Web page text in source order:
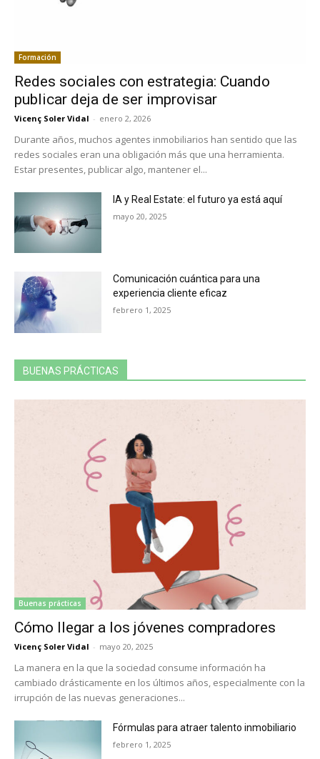
Formación
Redes sociales con estrategia: Cuando
publicar deja de ser improvisar
Vicenç Soler Vidal - enero 2, 2026
Durante años, muchos agentes inmobiliarios han sentido que las
redes sociales eran una obligación más que una herramienta.
Estar presentes, publicar algo, mantener el...
IA y Real Estate: el futuro ya está aquí
mayo 20, 2025
Comunicación cuántica para una
experiencia cliente eficaz
febrero 1, 2025
BUENAS PRÁCTICAS
Buenas prácticas
Cómo llegar a los jóvenes compradores
Vicenç Soler Vidal - mayo 20, 2025
La manera en la que la sociedad consume información ha
cambiado drásticamente en los últimos años, especialmente con la
irrupción de las nuevas generaciones...
Fórmulas para atraer talento inmobiliario
febrero 1, 2025